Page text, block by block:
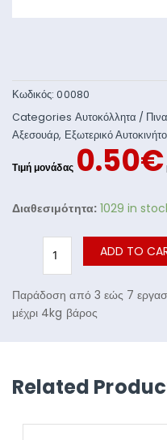
Κωδικός:00080
Categories Αυτοκόλλητα /
Αξεσουάρ, Εξωτερικό
0.50€
Διαθεσιμότητα: 1029 in
ADD TO
Παράδοση από 3 εώς 7
μέχρι 4kg βάρος
Related